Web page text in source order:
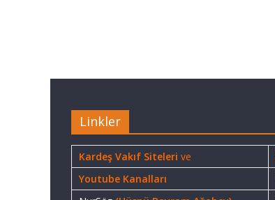
Linkler
Kardeş Vakıf Siteleri ve
Youtube Kanalları